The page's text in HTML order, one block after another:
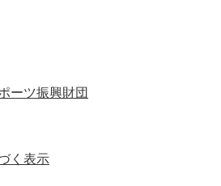
ーツ振興財団
く表示